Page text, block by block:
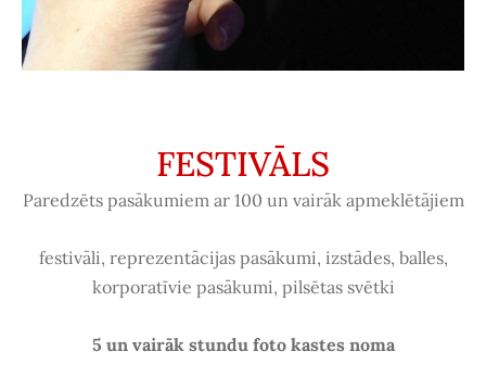
FESTIVĀLS
Paredzēts pasākumiem ar 100 un vairāk apmeklētājiem
festivāli, reprezentācijas pasākumi, izstādes, balles,
korporatīvie pasākumi, pilsētas svētki
5 un vairāk stundu foto kastes noma